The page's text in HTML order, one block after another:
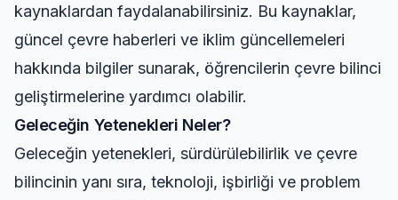
kaynaklardan faydalanabilirsiniz. Bu kaynaklar,
güncel çevre haberleri ve iklim güncellemeleri
hakkında bilgiler sunarak, öğrencilerin çevre bilinci
geliştirmelerine yardımcı olabilir.
Geleceğin Yetenekleri Neler?
Geleceğin yetenekleri, sürdürülebilirlik ve çevre
bilincinin yanı sıra, teknoloji, işbirliği ve problem